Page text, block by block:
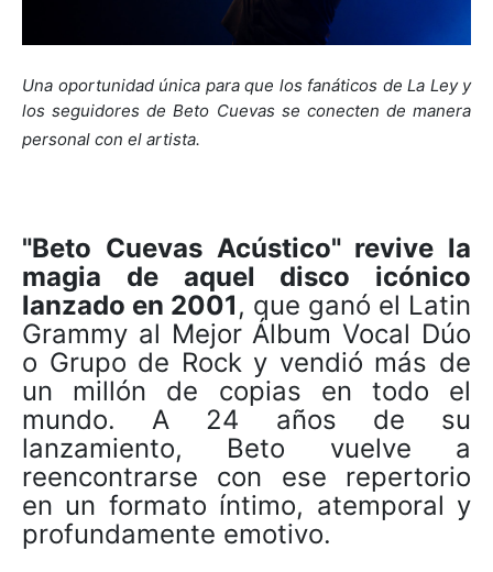
Una oportunidad única para que los fanáticos de La Ley y
los seguidores de Beto Cuevas se conecten de manera
personal con el artista.
"Beto Cuevas Acústico" revive la
magia de aquel disco icónico
lanzado en 2001, que ganó el Latin
Grammy al Mejor Álbum Vocal Dúo
o Grupo de Rock y vendió más de
un millón de copias en todo el
mundo. A 24 años de su
lanzamiento, Beto vuelve a
reencontrarse con ese repertorio
en un formato íntimo, atemporal y
profundamente emotivo.